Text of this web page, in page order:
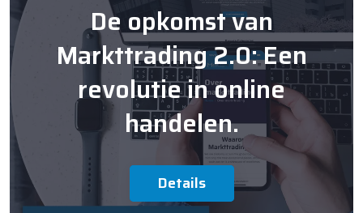
De opkomst van
Markttrading 2.0: Een
revolutie in online
handelen.
Details